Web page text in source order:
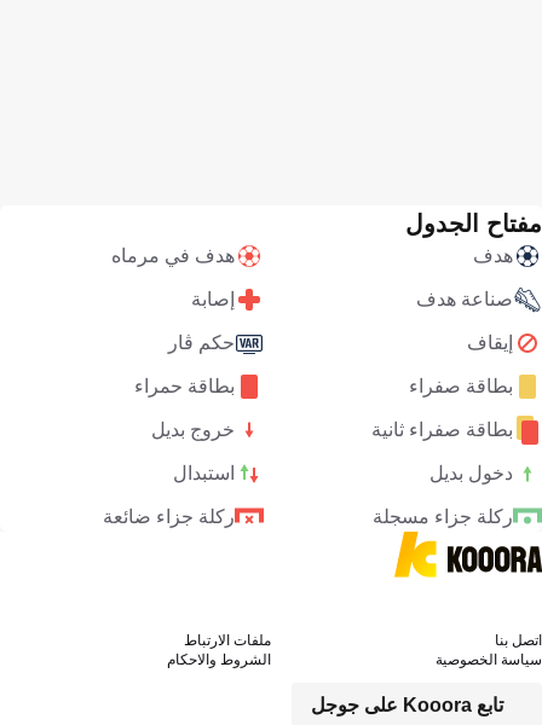
مفتاح الجدول
هدف هدف في مرماه
صناعة هدف إصابة
إيقاف حكم ڤار
بطاقة صفراء بطاقة حمراء
بطاقة صفراء ثانية خروج بديل
دخول بديل استبدال
ركلة جزاء مسجلة ركلة جزاء ضائعة
تابع Kooora على جوجل
اتصل بنا
ملفات الارتباط
سياسة الخصوصية
الشروط والاحكام